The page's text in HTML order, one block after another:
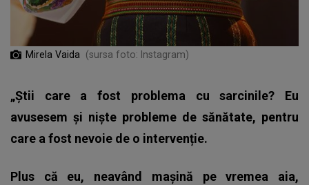
Mirela Vaida (sursa foto: Instagram)
„Știi care a fost problema cu sarcinile? Eu
avusesem și niște probleme de sănătate, pentru
care a fost nevoie de o intervenție.
Plus că eu, neavând mașină pe vremea aia,